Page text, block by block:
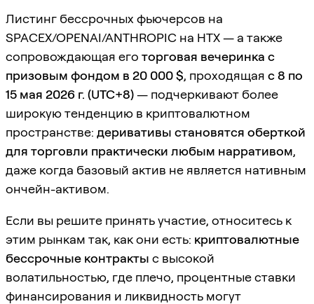
Листинг бессрочных фьючерсов на
SPACEX/OPENAI/ANTHROPIC на HTX — а также
сопровождающая его торговая вечеринка с
призовым фондом в 20 000 $, проходящая с 8 по
15 мая 2026 г. (UTC+8)— подчеркивают более
широкую тенденцию в криптовалютном
пространстве: деривативы становятся оберткой
для торговли практически любым нарративом,
даже когда базовый актив не является нативным
ончейн-активом.
Если вы решите принять участие, относитесь к
этим рынкам так, как они есть: криптовалютные
бессрочные контракты с высокой
волатильностью, где плечо, процентные ставки
финансирования и ликвидность могут